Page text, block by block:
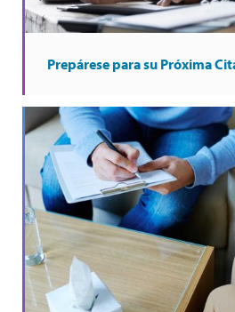
Prepárese para su Próxima